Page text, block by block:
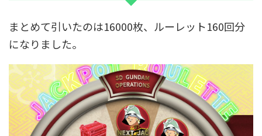
まとめて引いたのは16000枚、ルーレット160回分
になりました。